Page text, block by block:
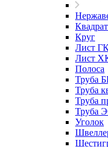
Квадрат
Круг
Лист
Лист
Полоса
Труба
Труба
Труба
Труба
Уголок